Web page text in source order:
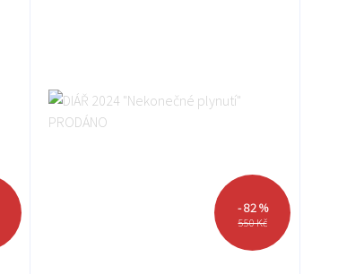
550 Kč
- 82 %